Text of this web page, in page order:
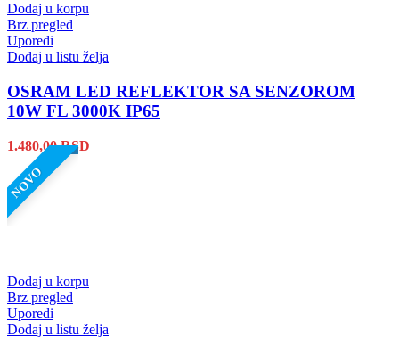
Dodaj u korpu
Brz pregled
Uporedi
Dodaj u listu želja
OSRAM LED REFLEKTOR SA SENZOROM
10W FL 3000K IP65
1.480,00RSD
Dodaj u korpu
Brz pregled
Uporedi
Dodaj u listu želja
NOVO